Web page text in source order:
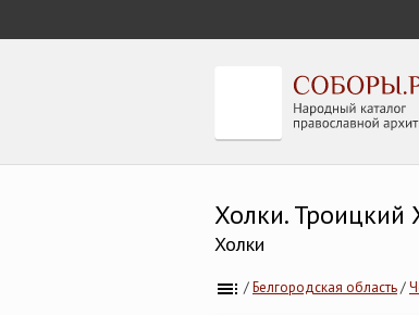
Холки. Троицкий
Холки
/Белгородская область/